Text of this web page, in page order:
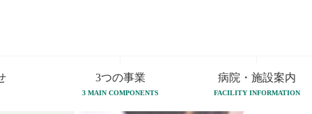
3つの事業
3 MAIN COMPONENTS
病院・施設案内
FACILITY INFORMATION